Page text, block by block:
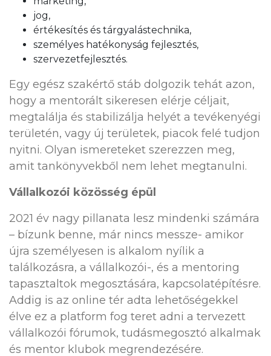
jog,
értékesítés és tárgyalástechnika,
személyes hatékonyság fejlesztés,
szervezetfejlesztés.
Egy egész szakértő stáb dolgozik tehát azon,
hogy a mentorált sikeresen elérje céljait,
megtalálja és stabilizálja helyét a tevékenyégi
területén, vagy új területek, piacok felé tudjon
nyitni. Olyan ismereteket szerezzen meg,
amit tankönyvekből nem lehet megtanulni.
Vállalkozói közösség épül
2021 év nagy pillanata lesz mindenki számára
– bízunk benne, már nincs messze- amikor
újra személyesen is alkalom nyílik a
találkozásra, a vállalkozói-, és a mentoring
tapasztaltok megosztására, kapcsolatépítésre.
Addig is az online tér adta lehetőségekkel
élve ez a platform fog teret adni a tervezett
vállalkozói fórumok, tudásmegosztó alkalmak
és mentor klubok megrendezésére.